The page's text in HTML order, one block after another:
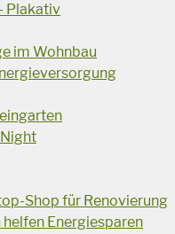
Plakativ
im Wohnbau
Shop für Renovierung
helfen Energiesparen